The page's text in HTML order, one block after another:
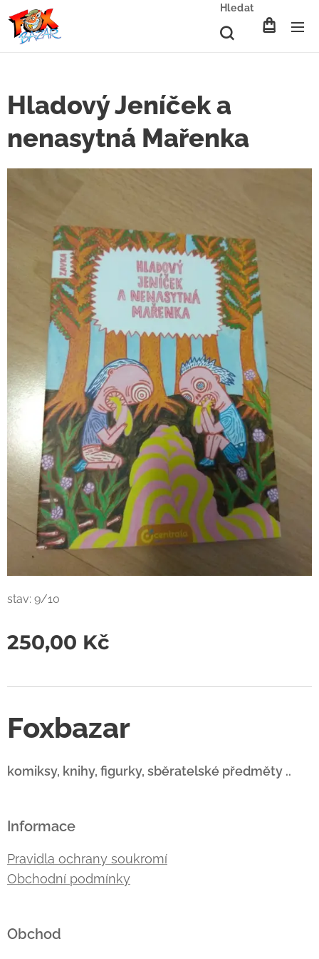
Hledat
Hladový Jeníček a
nenasytná Mařenka
stav: 9/10
250,00 Kč
Foxbazar
komiksy, knihy, figurky, sběratelské předměty ..
Informace
Pravidla ochrany soukromí
Obchodní podmínky
Obchod